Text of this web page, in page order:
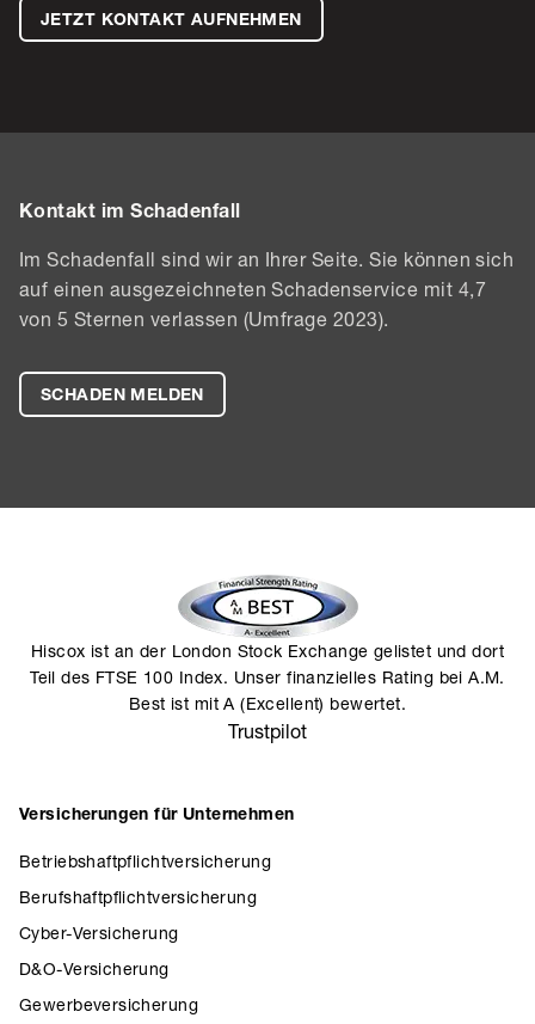
JETZT KONTAKT AUFNEHMEN
Kontakt im Schadenfall
Im Schadenfall sind wir an Ihrer Seite. Sie können sich
auf einen ausgezeichneten Schadenservice mit 4,7
von 5 Sternen verlassen (Umfrage 2023).
SCHADEN MELDEN
Hiscox ist an der London Stock Exchange gelistet und dort
Teil des FTSE 100 Index. Unser finanzielles Rating bei A.M.
Best ist mit A (Excellent) bewertet.
Trustpilot
Versicherungen für Unternehmen
Betriebshaftpflichtversicherung
Berufshaftpflichtversicherung
Cyber-Versicherung
D&O-Versicherung
Gewerbeversicherung